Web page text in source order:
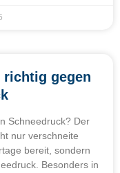
gegen
Schneedruck? Der
nur verschneite
bereit, sondern
Besonders in